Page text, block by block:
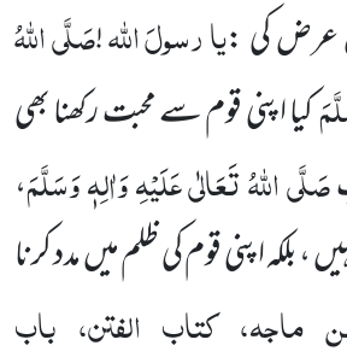
عرض کی :یارسولَاللہ!صَلَّی اللہُ
کیا اپنی قوم سے محبت رکھنا بھی
صَلَّی اللہُ تَعَالٰی عَلَیْہِ وَاٰلِہٖ وَسَلَّمَ،
، بلکہ اپنی قوم کی ظلم میں مدد کرنا
ماجہ، کتاب الفتن، باب